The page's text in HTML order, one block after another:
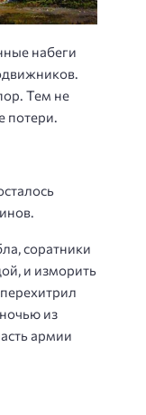
набеги
Тем не
потери.
соратники
и изморить
из
армии